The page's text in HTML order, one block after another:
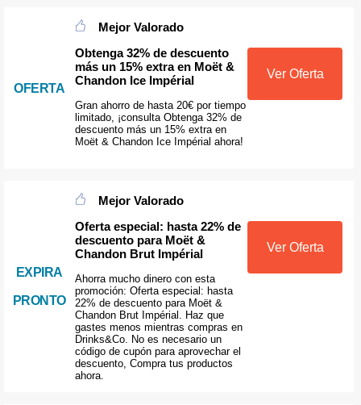
OFERTA
Mejor Valorado
Obtenga 32% de descuento
más un 15% extra en Moët &
Chandon Ice Impérial
Gran ahorro de hasta 20€ por tiempo
limitado, ¡consulta Obtenga 32% de
descuento más un 15% extra en
Moët & Chandon Ice Impérial ahora!
Ver Oferta
EXPIRA
PRONTO
Mejor Valorado
Oferta especial: hasta 22% de
descuento para Moët &
Chandon Brut Impérial
Ahorra mucho dinero con esta
promoción: Oferta especial: hasta
22% de descuento para Moët &
Chandon Brut Impérial. Haz que
gastes menos mientras compras en
Drinks&Co. No es necesario un
código de cupón para aprovechar el
descuento, Compra tus productos
ahora.
Ver Oferta